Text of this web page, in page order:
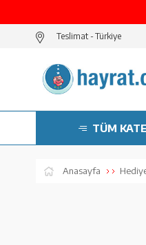
Teslimat -
TÜM
Anasayfa